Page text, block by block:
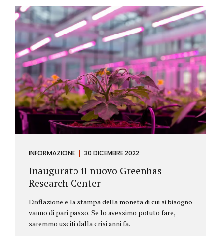
INFORMAZIONE 30 DICEMBRE 2022
Inaugurato il nuovo Greenhas
Research Center
L'inflazione e la stampa della moneta di cui si bisogno
vanno di pari passo. Se lo avessimo potuto fare,
saremmo usciti dalla crisi anni fa.